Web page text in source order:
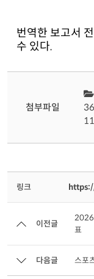
번역한 보고서
수 있다.
첨부파일
링크
이전글
2026
표
다음글 스포